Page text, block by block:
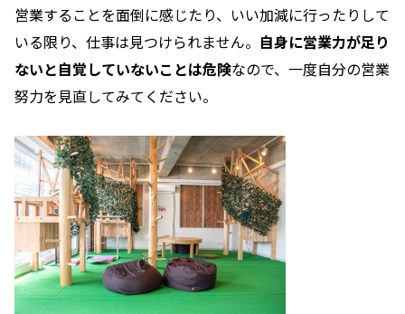
営業することを面倒に感じたり、いい加減に行ったりして
いる限り、仕事は見つけられません。 自身に営業力が足り
ないと自覚していないことは危険なので、一度自分の営業
努力を見直してみてください。